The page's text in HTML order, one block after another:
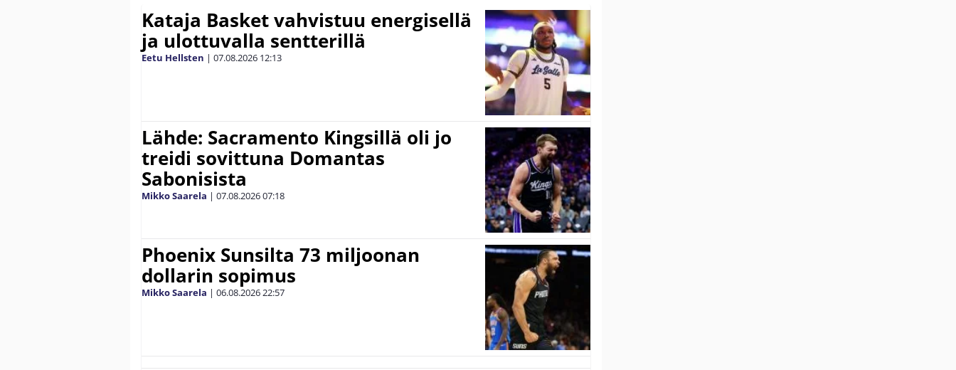
Kataja Basket vahvistuu energisellä
ja ulottuvalla sentterillä
Eetu Hellsten | 07.08.2026 12:13
Lähde: Sacramento Kingsillä oli jo
treidi sovittuna Domantas
Sabonisista
Mikko Saarela | 07.08.202607:18
Phoenix Sunsilta 73 miljoonan
dollarin sopimus
Mikko Saarela | 06.08.202622:57